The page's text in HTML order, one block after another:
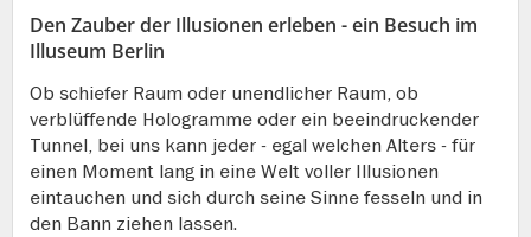
Den Zauber der Illusionen erleben - ein Besuch im
Illuseum Berlin
Ob schiefer Raum oder unendlicher Raum, ob
verblüffende Hologramme oder ein beeindruckender
Tunnel, bei uns kann jeder - egal welchen Alters - für
einen Moment lang in eine Welt voller Illusionen
eintauchen und sich durch seine Sinne fesseln und in
den Bann ziehen lassen.